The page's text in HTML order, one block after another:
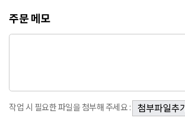
주문 메모
작업 시 필요한 파일을 첨부해 주세요 :